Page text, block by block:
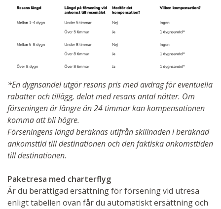
*En dygnsandel utgör resans pris med avdrag för eventuella
rabatter och tillägg, delat med resans antal nätter. Om
förseningen är längre än 24 timmar kan kompensationen
komma att bli högre.
Förseningens längd beräknas utifrån skillnaden i beräknad
ankomsttid till destinationen och den faktiska ankomsttiden
till destinationen.
Paketresa med charterflyg
Är du berättigad ersättning för försening vid utresa
enligt tabellen ovan får du automatiskt ersättning och